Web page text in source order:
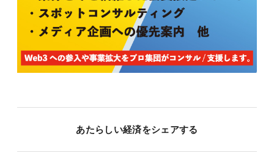
あたらしい経済をシェアする